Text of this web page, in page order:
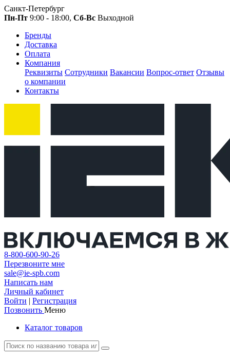
Санкт-Петербург
Пн-Пт 9:00 - 18:00, Сб-Вс Выходной
Бренды
Доставка
Оплата
Компания
Реквизиты Сотрудники Вакансии Вопрос-ответ Отзывы
о компании
Контакты
8-800-600-90-26
Перезвоните мне
sale@ie-spb.com
Написать нам
Личный кабинет
Войти | Регистрация
Позвонить Меню
Каталог товаров